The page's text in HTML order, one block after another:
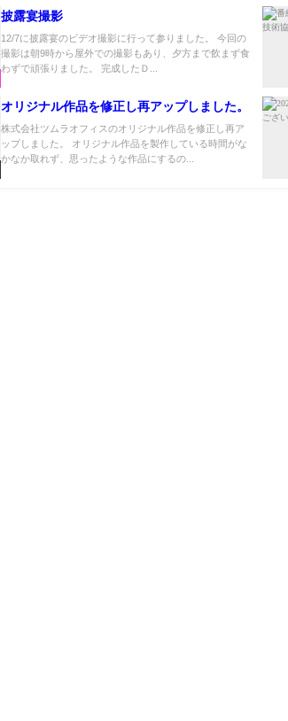
披露宴撮影
12/7に披露宴のビデオ撮影に行って参りました。 今回の
撮影は朝9時から屋外での撮影もあり、夕方まで飲まず食
わずで頑張りました。 完成したＤ...
オリジナル作品を修正し再アップしました。
株式会社ツムラオフィスのオリジナル作品を修正し再ア
ップしました。 オリジナル作品を製作している時間がな
かなか取れず、思ったような作品にするの...